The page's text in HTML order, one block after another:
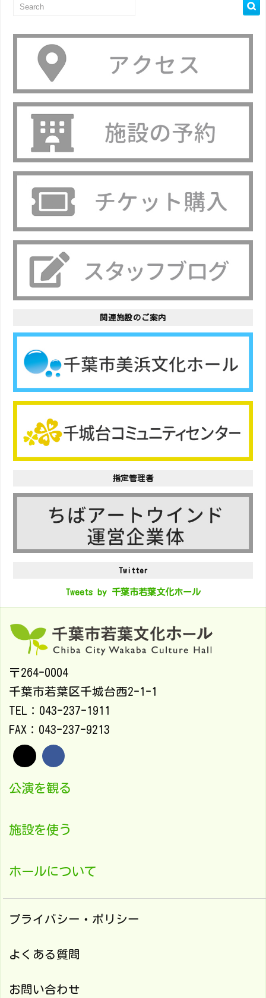
関連施設のご案内
指定管理者
Twitter
Tweets by 千葉市若葉文化ホール
〒264-0004
千葉市若葉区千城台西2-1-1
TEL：043-237-1911
FAX：043-237-9213
公演を観る
施設を使う
ホールについて
プライバシー・ポリシー
よくある質問
お問い合わせ